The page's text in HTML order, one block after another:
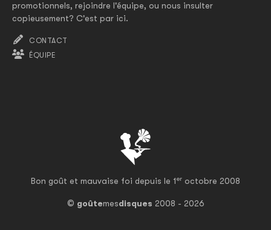
Bon goût et mauvaise foi depuis le 1er octobre 2008
© goûtemesdisques 2008 - 2026
promotionnels, rejoindre l'équipe, ou nous insulter
copieusement? C'est par ici.
CONTACT
ÉQUIPE